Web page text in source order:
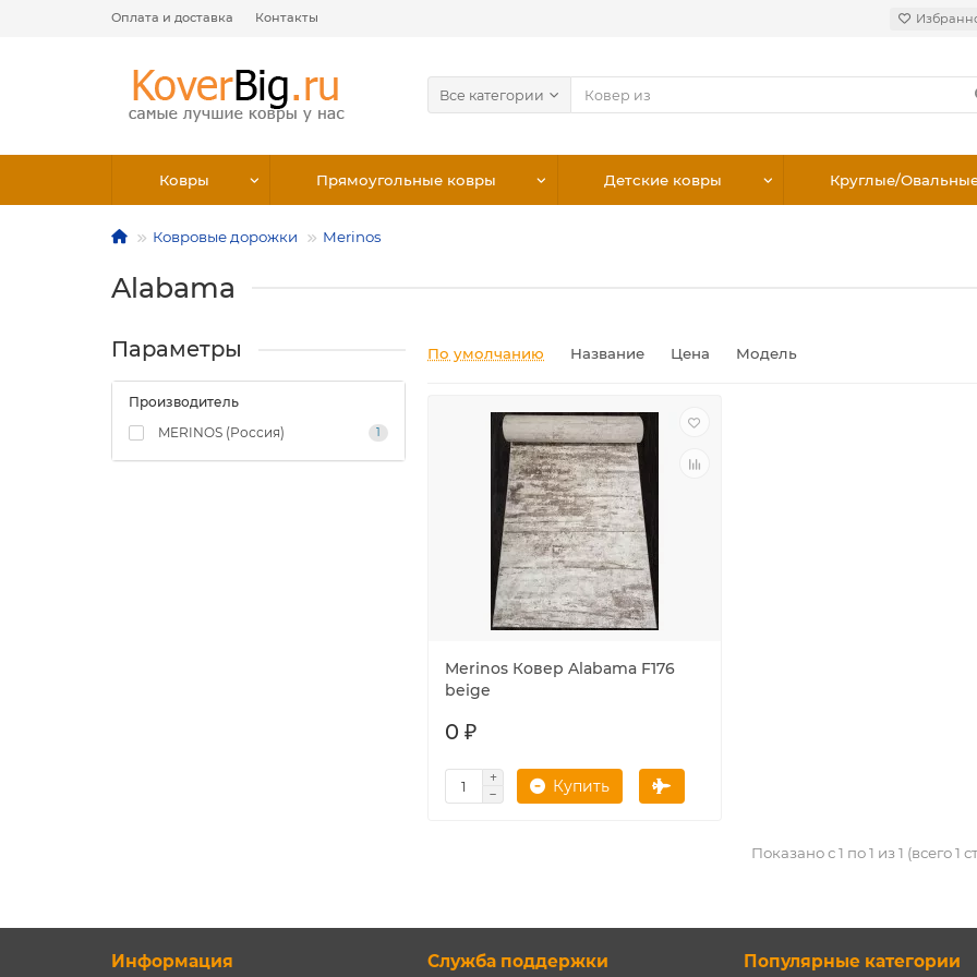
Оплата и доставка Контакты
Все категории
Ковры Прямоугольные ковры Детские ковры Круглые/
Ковровые дорожки Merinos
Alabama
Параметры
Производитель
MERINOS (Россия)
1
По умолчанию Название Цена Модель
Merinos Ковер Alabama F176
beige
0 ₽
Купить
Показано с 1 по 1 из 1 (всего 1
Информация Служба поддержки Популярные категории